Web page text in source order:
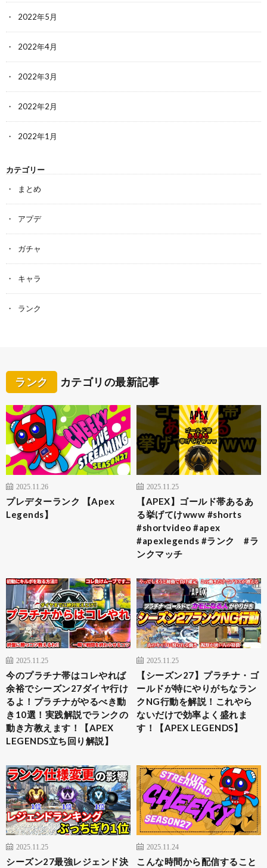
2022年5月
2022年4月
2022年3月
2022年2月
2022年1月
カテゴリー
まとめ
アプデ
ガチャ
キャラ
ランク
ランク カテゴリの最新記事
2025.11.26
プレデターランク 【Apex
Legends】
2025.11.25
【APEX】ゴールド帯あるあ
る挙げてけwww #shorts
#shortvideo #apex
#apexlegends #ランク #ラ
ンクマッチ
2025.11.25
今のプラチナ帯はコレやれば
余裕でシーズン27ダイヤ行け
るよ！プラチナがやるべき動
き10選！実践解説でランクの
動き方教えます！【APEX
LEGENDS立ち回り解説】
2025.11.25
【シーズン27】プラチナ・ゴ
ールドが特にやりがちなラン
クNG行動を解説！これやら
ないだけで効率よく盛れま
す！【APEX LEGENDS】
2025.11.25
シーズン27最強レジェンド決
2025.11.24
こんな時間から配信すること